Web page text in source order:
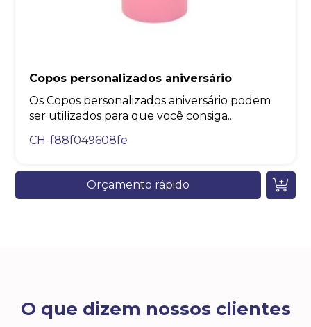
Copos personalizados aniversário
Os Copos personalizados aniversário podem
ser utilizados para que você consiga...
CH-f88f049608fe
Orçamento rápido
O que dizem nossos clientes